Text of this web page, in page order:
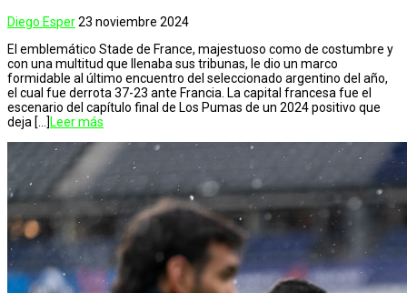
Diego Esper23 noviembre 2024
El emblemático Stade de France, majestuoso como de costumbre y
con una multitud que llenaba sus tribunas, le dio un marco
formidable al último encuentro del seleccionado argentino del año,
el cual fue derrota 37-23 ante Francia. La capital francesa fue el
escenario del capítulo final de Los Pumas de un 2024 positivo que
deja […] Leer más